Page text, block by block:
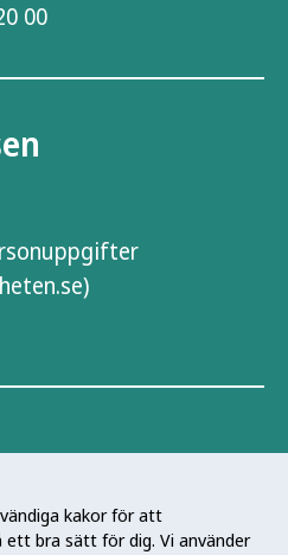
kakor för att
ett bra sätt för dig. Vi använder
00
är en nationell